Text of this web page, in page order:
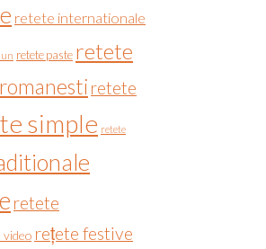
retete internationale
retete paste retete
retete
simple retete
retete
rețete festive